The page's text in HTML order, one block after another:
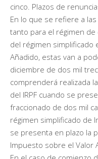
cinco. Plazos de
En lo que se refiere a
tanto para el régimen de
del régimen
Añadido, estas van a
diciembre de dos mil
comprenderá realizada
del IRPF cuando se
fraccionado de dos mil
régimen simplificado de
se presenta en plazo la
Impuesto sobre el Valor